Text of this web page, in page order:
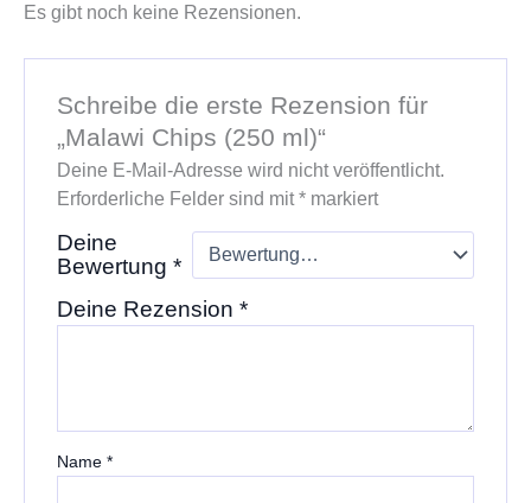
Es gibt noch keine Rezensionen.
Schreibe die erste Rezension für
„Malawi Chips (250 ml)“
Deine E-Mail-Adresse wird nicht veröffentlicht.
Erforderliche Felder sind mit*markiert
Deine
Bewertung *
Deine Rezension *
Name *